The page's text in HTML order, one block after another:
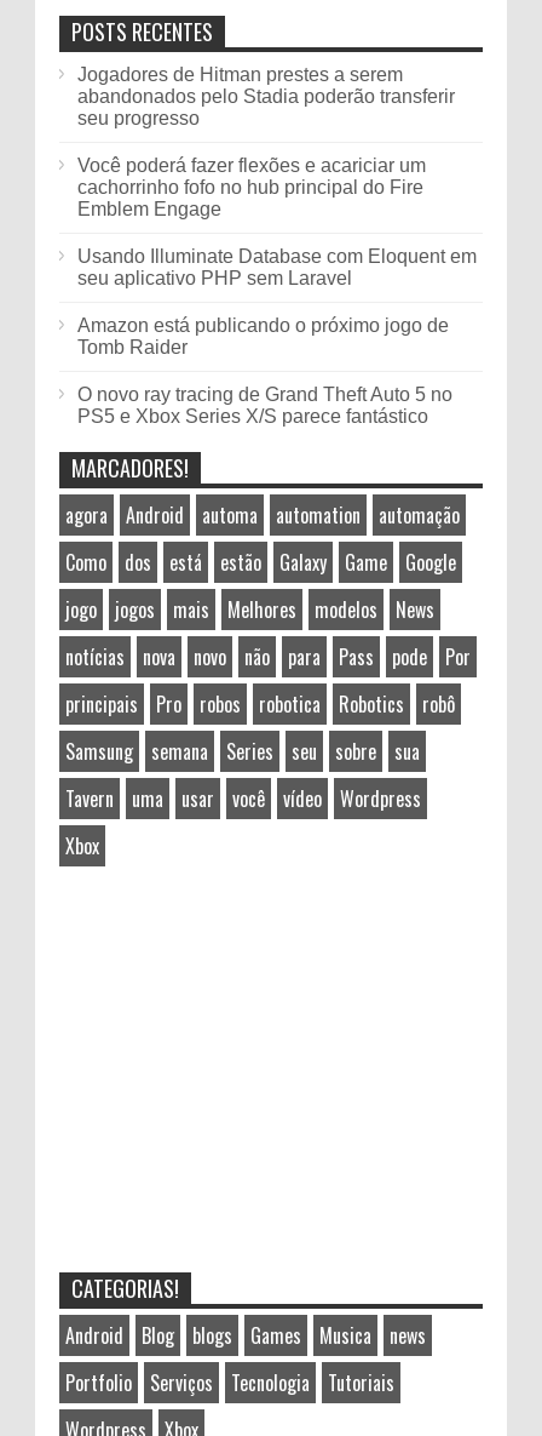
POSTS RECENTES
Jogadores de Hitman prestes a serem
abandonados pelo Stadia poderão transferir
seu progresso
Você poderá fazer flexões e acariciar um
cachorrinho fofo no hub principal do Fire
Emblem Engage
Usando Illuminate Database com Eloquent em
seu aplicativo PHP sem Laravel
Amazon está publicando o próximo jogo de
Tomb Raider
O novo ray tracing de Grand Theft Auto 5 no
PS5 e Xbox Series X/S parece fantástico
MARCADORES!
agora Android automa automation
automação
Como
dos está estão Galaxy Game
Google
jogo
jogos mais Melhores modelos
News
notícias
nova novo não para Pass pode
Por
principais
Pro robos robotica Robotics
robô
Samsung
semana Series seu sobre
sua
Tavern
uma usar você vídeo
Wordpress
Xbox
CATEGORIAS!
Android Blog blogs Games Musica
news
Portfolio
Serviços Tecnologia
Tutoriais